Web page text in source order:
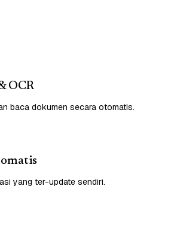
OCR
baca dokumen secara otomatis.
yang ter-update sendiri.